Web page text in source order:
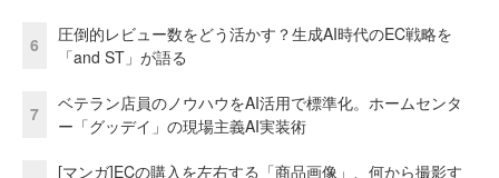
6
圧倒的レビュー数をどう活かす？生成AI時代のEC戦略を
「and ST」が語る
7
ベテラン店員のノウハウをAI活用で標準化。ホームセンタ
ー「グッデイ」の現場主義AI実装術
[マンガ]ECの購入を左右する「商品画像」、何から撮影す